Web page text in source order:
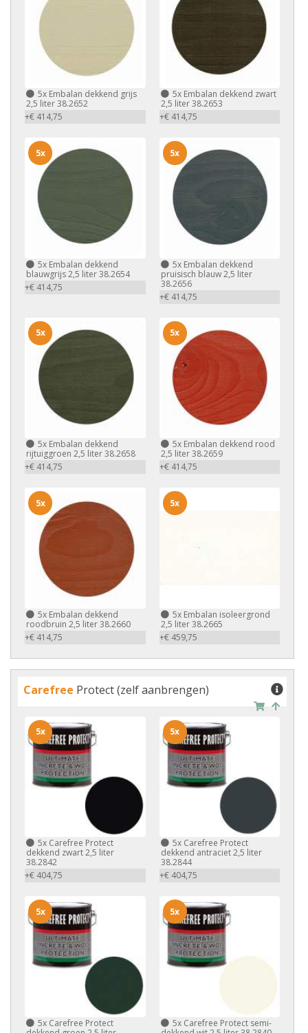
5x Embalan dekkend grijs
2,5 liter 38.2652
+€ 414,75
5xEmbalan dekkend zwart
2,5 liter 38.2653
+€ 414,75
5x Embalan dekkend
blauwgrijs 2,5 liter 38.2654
+€ 414,75
5x
5xEmbalan dekkend
pruisisch blauw 2,5 liter
38.2656
+€ 414,75
5x
5x Embalan dekkend
rijtuiggroen 2,5 liter 38.2658
+€ 414,75
5x
5xEmbalan dekkend rood
2,5 liter 38.2659
+€ 414,75
5x
5x Embalan dekkend
roodbruin 2,5 liter 38.2660
+€ 414,75
5x
5xEmbalan isoleergrond
2,5 liter 38.2665
+€ 459,75
5x
Carefree Protect (zelf aanbrengen)
5x Carefree Protect
dekkend zwart 2,5 liter
38.2842
+€ 404,75
5x
5xCarefree Protect
dekkend antraciet 2,5 liter
38.2844
+€ 404,75
5x
5x Carefree Protect
5x
5xCarefree Protect semi-
5x